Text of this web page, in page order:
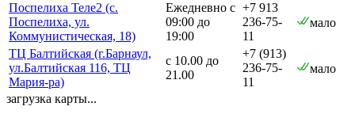
Поспелиха Теле2 (с.
Поспелиха, ул.
Коммунистическая, 18)
Ежедневно с
09:00 до
19:00
+7 913
236-75-
11
мало
ТЦ Балтийская (г.Барнаул,
ул.Балтийская 116, ТЦ
Мария-ра)
с 10.00 до
21.00
+7 (913)
236-75-
11
мало
загрузка карты...